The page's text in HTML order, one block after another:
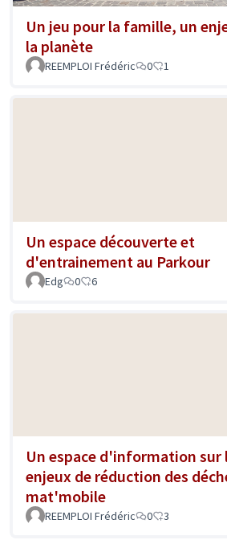
Un jeu pour la famille, un
la planète
REEMPLOI Frédéric 0 1
Un espace découverte et
d'entrainement au Parkour
Edg 0 6
Un espace d'information sur
enjeux de réduction des
mat'mobile
REEMPLOI Frédéric 0 3